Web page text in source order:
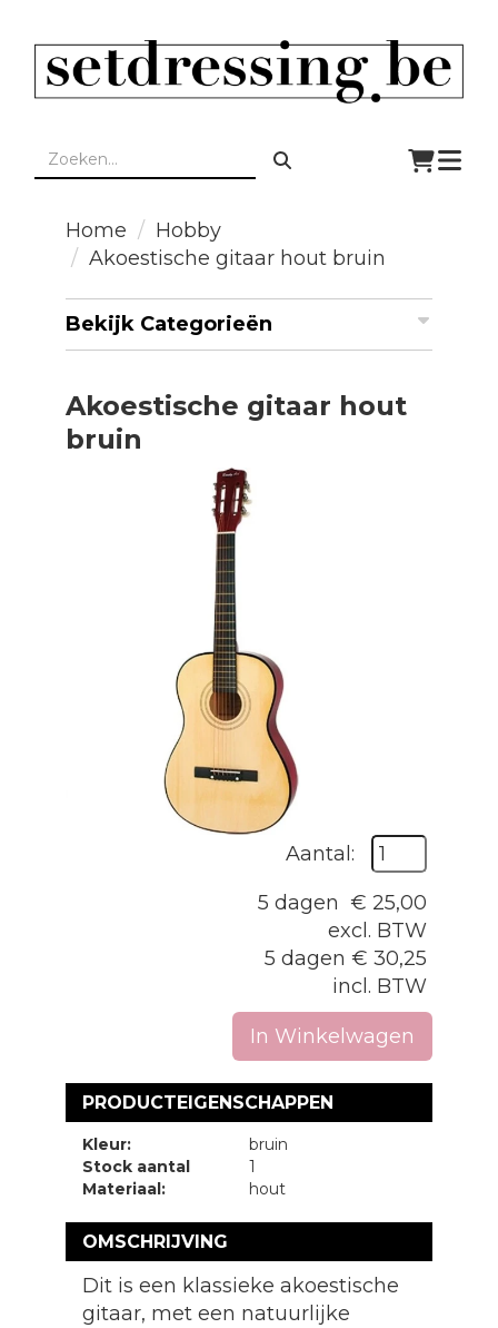
Home
Hobby
Akoestische gitaar hout bruin
Bekijk Categorieën
Akoestische gitaar hout
bruin
Aantal:
5 dagen € 25,00
excl. BTW
5 dagen € 30,25
incl. BTW
In Winkelwagen
PRODUCTEIGENSCHAPPEN
Kleur:
bruin
Stock aantal
1
Materiaal:
hout
OMSCHRIJVING
Dit is een klassieke akoestische
gitaar, met een natuurlijke